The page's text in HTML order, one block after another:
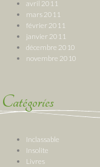
avril 2011
mars 2011
février 2011
janvier 2011
décembre 2010
novembre 2010
Catégories
Inclassable
Insolite
Livres